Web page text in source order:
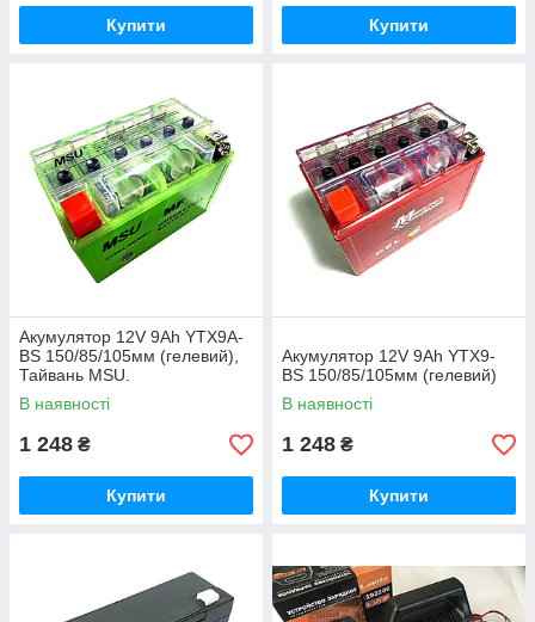
Купити Купити
Акумулятор 12V 9Аһ YTX9A-
BS 150/85/105мм (гелевий),
Тайвань MSU.
В наявності
1 248 ₴
Купити
Акумулятор 12V 9Аһ YTX9-
BS 150/85/105мм (гелевий)
В наявності
1 248 ₴
Купити